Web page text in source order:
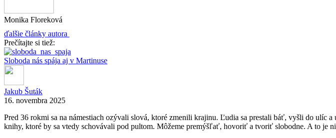
Monika Floreková
ďalšie články autora
Prečítajte si tiež:
Sloboda nás spája aj v Martinuse
Jakub Šuták
16. novembra 2025
Pred 36 rokmi sa na námestiach ozývali slová, ktoré zmenili krajinu. Ľudia sa prestali báť, vyšli do
knihy, ktoré by sa vtedy schovávali pod pultom. Môžeme premýšľať, hovoriť a tvoriť slobodne. A to je